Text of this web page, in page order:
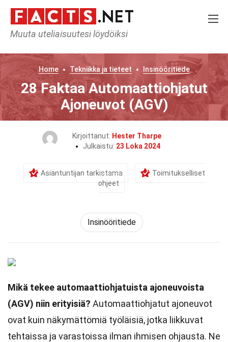
Muuta uteliaisuutesi löydöiksi
Home Tekniikka ja tieteet Insinööritiede
28 Faktaa Automaattiohjatut
Ajoneuvot (AGV)
Kirjoittanut: Hester Tharpe
Julkaistu: 23 Loka 2024
Asiantuntijan tarkistama
Toimitukselliset
ohjeet
Insinööritiede
Mikä tekee automaattiohjatuista ajoneuvoista
(AGV) niin erityisiä? Automaattiohjatut ajoneuvot
ovat kuin näkymättömiä työläisiä, jotka liikkuvat
tehtaissa ja varastoissa ilman ihmisen ohjausta. Ne